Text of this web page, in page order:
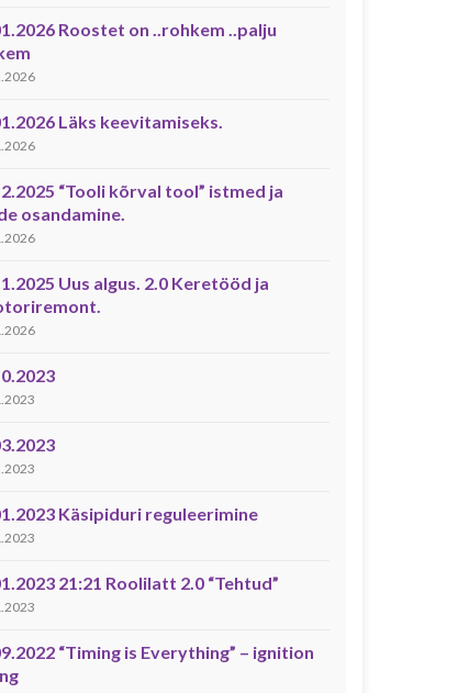
Roostet on ..rohkem ..palju
Läks keevitamiseks.
“Tooli kõrval tool” istmed ja
osandamine.
Uus algus. 2.0 Keretööd ja
Käsipiduri reguleerimine
21:21 Roolilatt 2.0 “Tehtud”
“Timing is Everything” – ignition